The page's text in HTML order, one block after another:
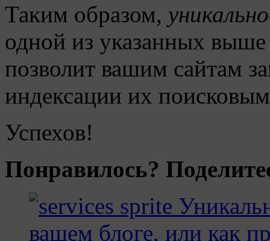
Таким образом,
одной из указанных
позволит вашим сайтам
индексации их
Успехов!
Понравилось?